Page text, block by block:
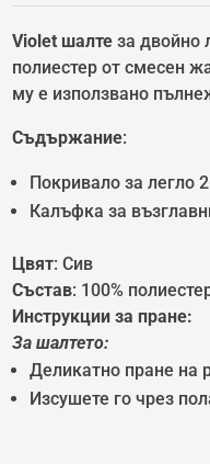
Violet шалте за двойно
полиестер от смесен
му е използвано
Съдържание:
Покривало за легло
Калъфка за
Цвят: Сив
Състав: 100%
Инструкции за пране:
За шалтето:
Деликатно пране на
Изсушете го чрез